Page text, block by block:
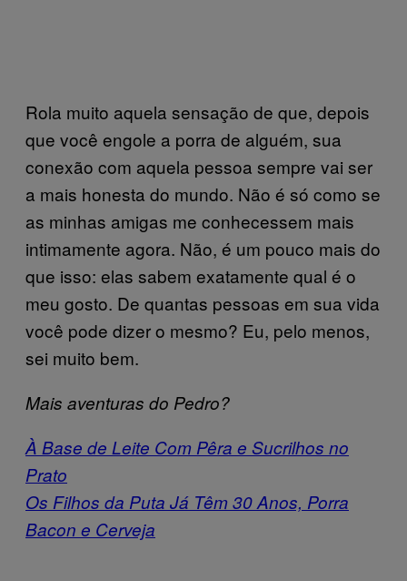
Rola muito aquela sensação de que, depois
que você engole a porra de alguém, sua
conexão com aquela pessoa sempre vai ser
a mais honesta do mundo. Não é só como se
as minhas amigas me conhecessem mais
intimamente agora. Não, é um pouco mais do
que isso: elas sabem exatamente qual é o
meu gosto. De quantas pessoas em sua vida
você pode dizer o mesmo? Eu, pelo menos,
sei muito bem.
Mais aventuras do Pedro?
À Base de Leite Com Pêra e Sucrilhos no
Prato
Os Filhos da Puta Já Têm 30 Anos, Porra
Bacon e Cerveja